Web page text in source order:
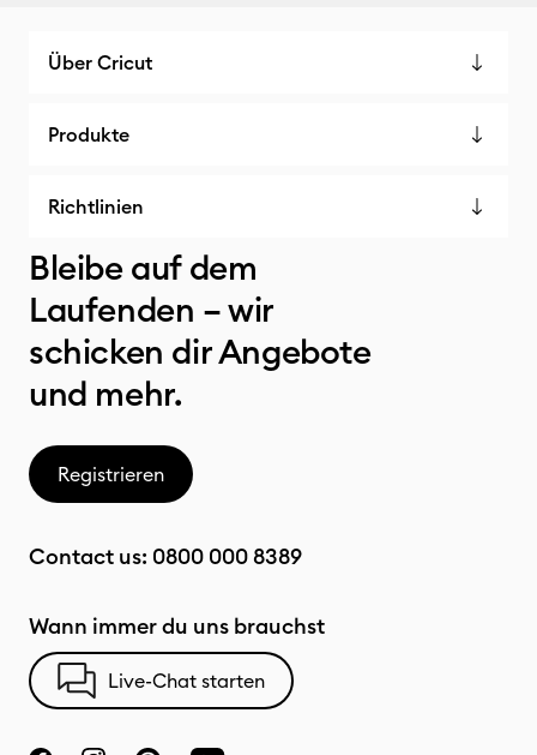
Über Cricut
Produkte
Richtlinien
Bleibe auf dem
Laufenden – wir
schicken dir Angebote
und mehr.
Registrieren
Contact us: 0800 000 8389
Wann immer du uns brauchst
Live-Chat starten